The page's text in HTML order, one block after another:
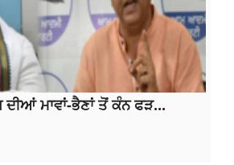
ਦੀਆਂ ਮਾਵਾਂ-ਭੈਣਾਂ ਤੋਂ ਕੰਨ ਫੜ...